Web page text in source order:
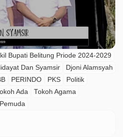
Bupati Belitung Priode 2024-2029
Dan Syamsir
Djoni Alamsyah
PERINDO PKS
Politik
Ada
Tokoh Agama